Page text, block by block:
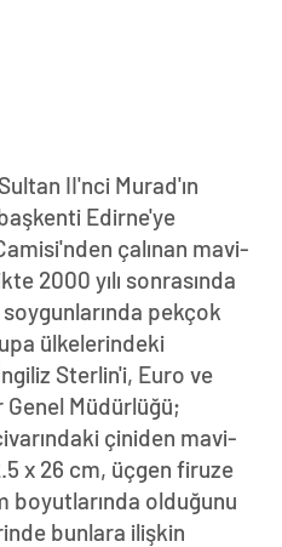
II'nci Murad'ın
Edirne'ye
çalınan mavi-
2000 yılı sonrasında
pekçok
ülkelerindeki
Sterlin'i, Euro ve
Genel Müdürlüğü;
çiniden mavi-
x 26 cm, üçgen firuze
boyutlarında olduğunu
bunlara ilişkin